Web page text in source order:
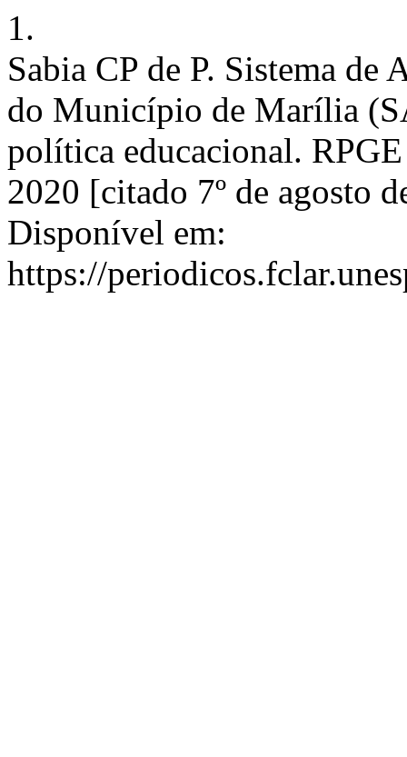
1.
Sabia CP de P. Sistema de
do Município de Marília
política educacional.
2020 [citado 7º de agosto
Disponível em:
https://